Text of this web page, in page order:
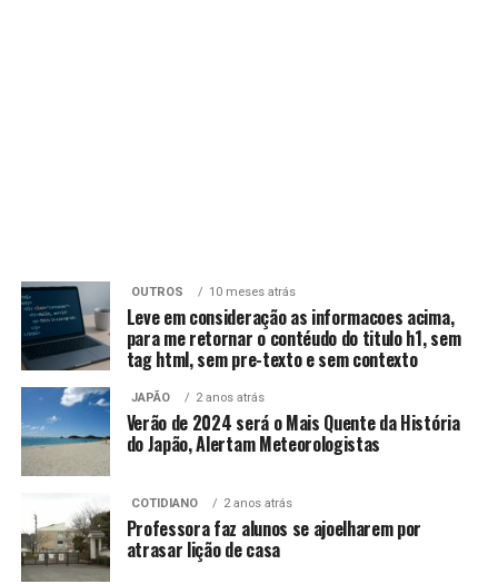
OUTROS 10 meses atrás
Leve em consideração as informacoes acima,
para me retornar o contéudo do titulo h1, sem
tag html, sem pre-texto e sem contexto
JAPÃO 2 anos atrás
Verão de 2024 será o Mais Quente da História
do Japão, Alertam Meteorologistas
COTIDIANO 2 anos atrás
Professora faz alunos se ajoelharem por
atrasar lição de casa